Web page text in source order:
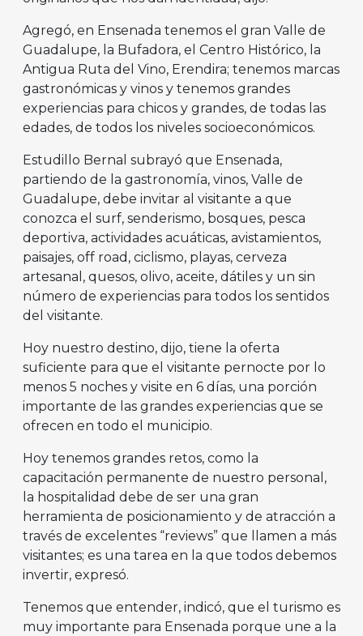
Agregó, en Ensenada tenemos el gran Valle de
Guadalupe, la Bufadora, el Centro Histórico, la
Antigua Ruta del Vino, Erendira; tenemos marcas
gastronómicas y vinos y tenemos grandes
experiencias para chicos y grandes, de todas las
edades, de todos los niveles socioeconómicos.
Estudillo Bernal subrayó que Ensenada,
partiendo de la gastronomía, vinos, Valle de
Guadalupe, debe invitar al visitante a que
conozca el surf, senderismo, bosques, pesca
deportiva, actividades acuáticas, avistamientos,
paisajes, off road, ciclismo, playas, cerveza
artesanal, quesos, olivo, aceite, dátiles y un sin
número de experiencias para todos los sentidos
del visitante.
Hoy nuestro destino, dijo, tiene la oferta
suficiente para que el visitante pernocte por lo
menos 5 noches y visite en 6 días, una porción
importante de las grandes experiencias que se
ofrecen en todo el municipio.
Hoy tenemos grandes retos, como la
capacitación permanente de nuestro personal,
la hospitalidad debe de ser una gran
herramienta de posicionamiento y de atracción a
través de excelentes “reviews” que llamen a más
visitantes; es una tarea en la que todos debemos
invertir, expresó.
Tenemos que entender, indicó, que el turismo es
muy importante para Ensenada porque une a la